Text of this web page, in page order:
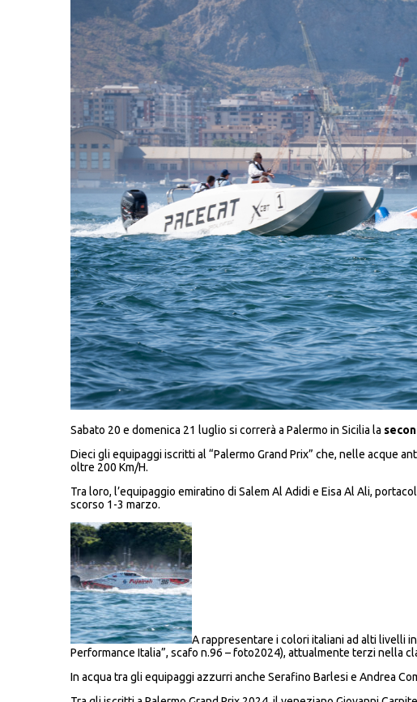
Sabato 20 e domenica 21 luglio si correrà a Palermo in Sicilia la
Dieci gli equipaggi iscritti al “Palermo Grand Prix” che, nelle acque
oltre 200 Km/H.
Tra loro, l’equipaggio emiratino di Salem Al Adidi e Eisa Al Ali,
scorso 1-3 marzo.
A rappresentare i colori italiani ad alti livelli
Performance Italia”, scafo n.96 – foto2024), attualmente terzi nella
In acqua tra gli equipaggi azzurri anche Serafino Barlesi e Andrea